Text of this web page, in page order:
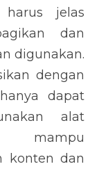
jelas
dan
digunakan.
dengan
dapat
alat
mampu
konten dan